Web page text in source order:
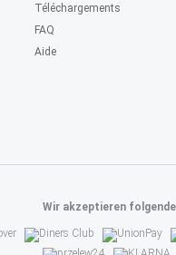
Téléchargements
FAQ
Aide
Wir akzeptieren